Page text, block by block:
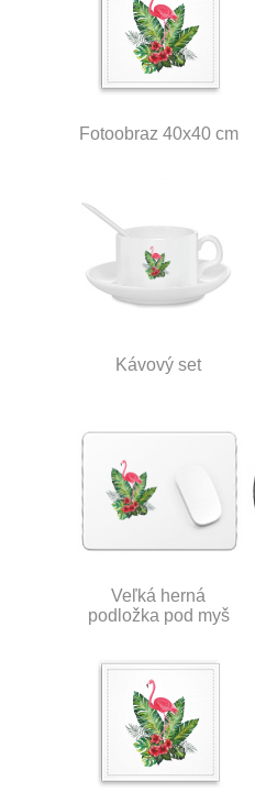
Fotoobraz 40x40 cm
Kávový set
Veľká herná
podložka pod myš